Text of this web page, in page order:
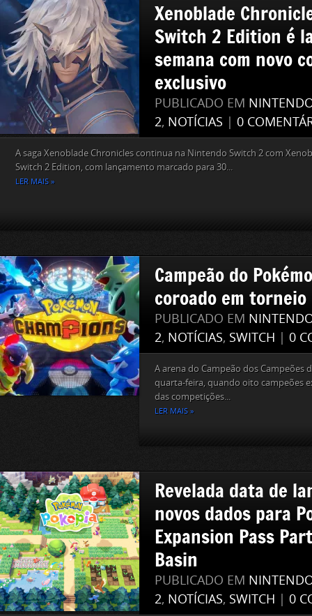
Xenoblade
Switch 2 Edition é
semana com novo
exclusivo
PUBLICADO EM
2, NOTÍCIAS 0
A saga Xenoblade Chronicles continua na Nintendo Switch 2 com
Switch 2 Edition, com lançamento marcado para 30...
LER MAIS »
Campeão do
coroado em
PUBLICADO EM
2, NOTÍCIAS, SWITCH 0
A arena do Campeão dos Campeões
quarta-feira, quando oito campeões
das competições...
LER MAIS »
Revelada data de
novos dados para
Expansion Pass
Basin
PUBLICADO EM
2, NOTÍCIAS, SWITCH 0